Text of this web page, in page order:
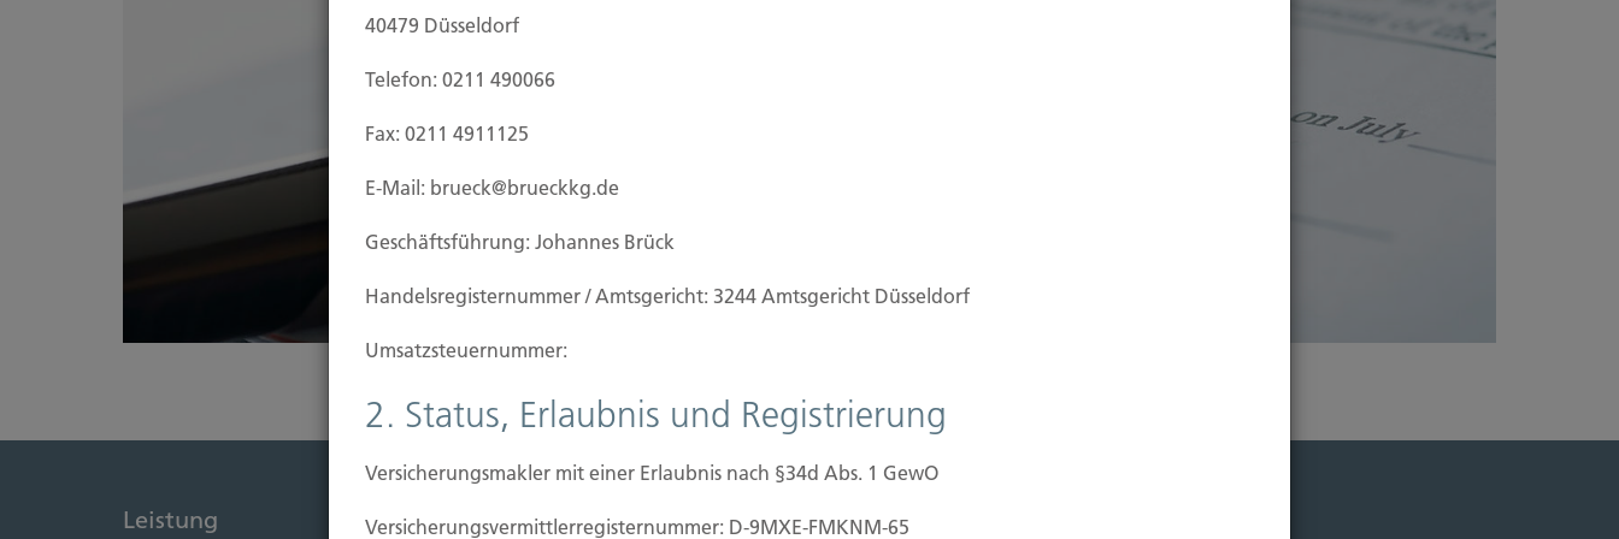
Leistung Immobilien Vers. Kontakt
40479 Düsseldorf
Telefon: 0211 490066
Fax: 0211 4911125
E-Mail: brueck@brueckkg.de
Geschäftsführung: Johannes Brück
Handels­registernummer / Amtsgericht: 3244 Amtsgericht Düsseldorf
Umsatzsteuer­nummer:
2. Status, Erlaubnis und Registrierung
Versicherungsmakler mit einer Erlaubnis nach §34d Abs. 1 GewO
Versicherungs­vermittler­registernummer: D-9MXE-FMKNM-65